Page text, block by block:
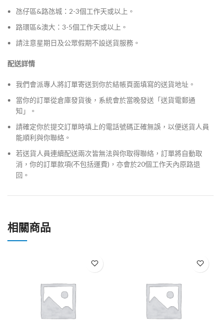
氹仔區&路氹城：2-3個工作天或以上。
路環區&澳大：3-5個工作天或以上。
請注意星期日及公眾假期不設送貨服務。
配送詳情
我們會派專人將訂單寄送到你於結帳頁面填寫的送貨地址。
當你的訂單從倉庫發貨後，系統會於當晚發送「送貨電郵通
知」。
請確定你於提交訂單時填上的電話號碼正確無誤，以便送貨人員
能順利與你聯絡。
若送貨人員連續配送兩次皆無法與你取得聯絡，訂單將自動取
消，你的訂單款項(不包括運費)，亦會於20個工作天內原路退
回。
相關商品